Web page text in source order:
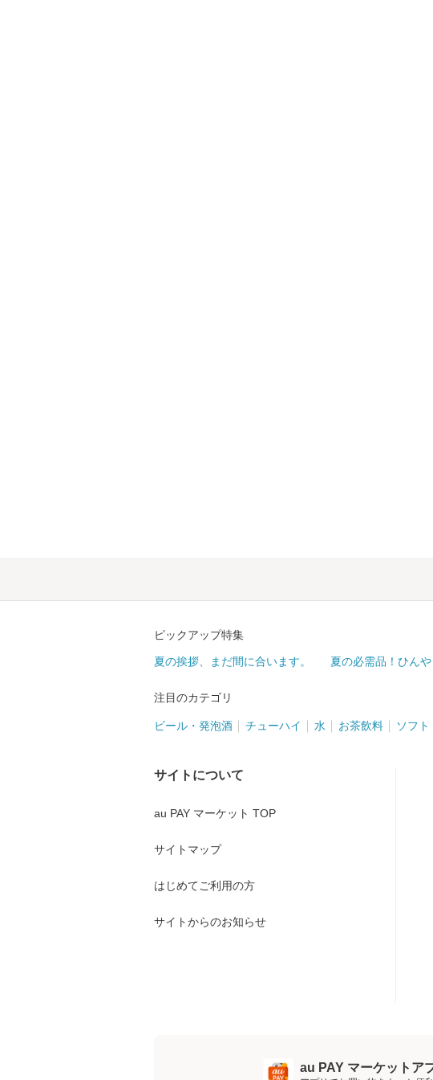
ピックアップ特集
夏の挨拶、まだ間に合います。 夏の必需品！ひん
注目のカテゴリ
ビール・発泡酒 チューハイ 水 お茶飲料 ソフト
サイトについて
au PAY マーケット TOP
サイトマップ
はじめてご利用の方
サイトからのお知らせ
au PAY マーケットア